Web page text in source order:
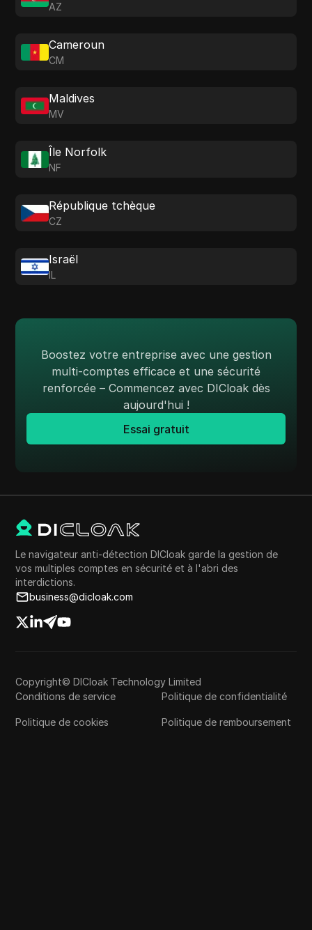
AZ
Cameroun
CM
Maldives
MV
Île Norfolk
NF
République tchèque
CZ
Israël
IL
Boostez votre entreprise avec une gestion
multi-comptes efficace et une sécurité
renforcée – Commencez avec DICloak dès
aujourd'hui !
Essai gratuit
Le navigateur anti-détection DICloak garde la gestion de
vos multiples comptes en sécurité et à l'abri des
interdictions.
business@dicloak.com
Copyright© DICloak Technology Limited
Conditions de service
Politique de confidentialité
Politique de cookies Politique de remboursement